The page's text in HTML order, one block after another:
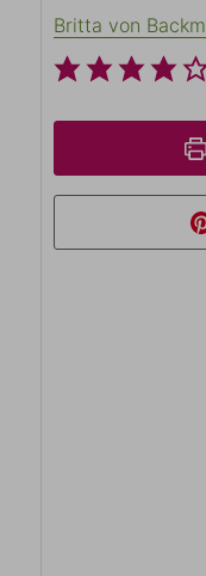
Britta von